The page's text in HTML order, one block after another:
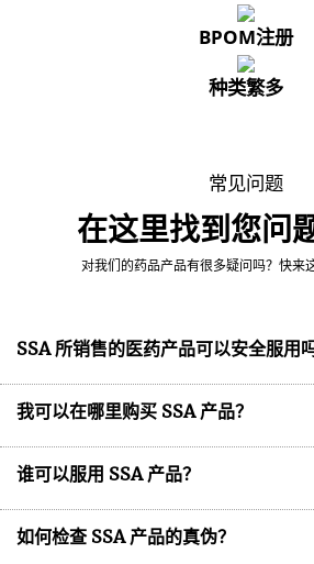
BPOM注册
种类繁多
常见问题
在这里找到您问
对我们的药品产品有很多疑问吗？快来
SSA 所销售的医药产品可以安全服用吗
我可以在哪里购买 SSA 产品？
谁可以服用 SSA 产品？
如何检查 SSA 产品的真伪？